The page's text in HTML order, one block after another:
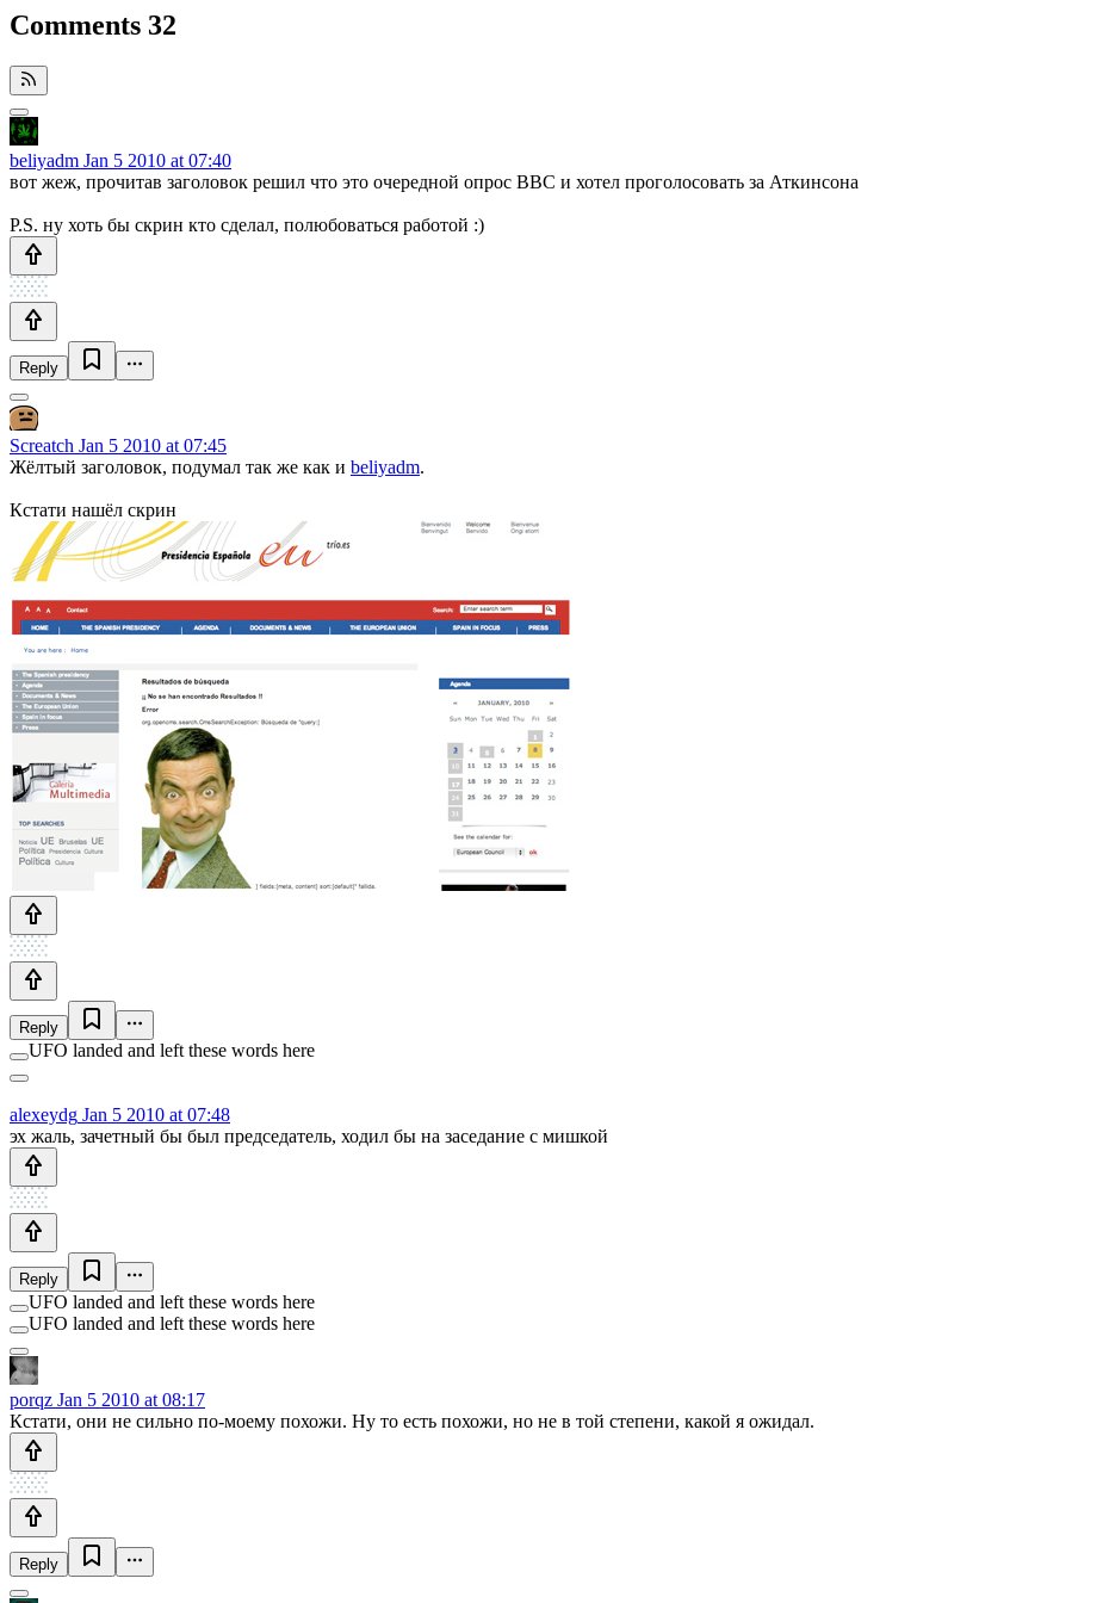
Comments 32
beliyadm Jan 5 2010 at 07:40
вот жеж, прочитав заголовок решил что это очередной опрос BBC и хотел проголосовать за Аткинсона
P.S. ну хоть бы скрин кто сделал, полюбоваться работой :)
Reply
Screatch Jan 5 2010 at 07:45
Жёлтый заголовок, подумал так же как и beliyadm.
Кстати нашёл скрин
Reply
UFO landed and left these words here
alexeydg Jan 5 2010 at 07:48
эх жаль, зачетный бы был председатель, ходил бы на заседание с мишкой
Reply
UFO landed and left these words here
UFO landed and left these words here
porqz Jan 5 2010 at 08:17
Кстати, они не сильно по-моему похожи. Ну то есть похожи, но не в той степени, какой я ожидал.
Reply